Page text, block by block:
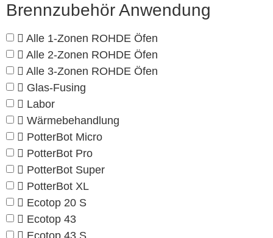
Brennzubehör Anwendung
Alle 1-Zonen ROHDE Öfen
Alle 2-Zonen ROHDE Öfen
Alle 3-Zonen ROHDE Öfen
Glas-Fusing
Labor
Wärmebehandlung
PotterBot Micro
PotterBot Pro
PotterBot Super
PotterBot XL
Ecotop 20 S
Ecotop 43